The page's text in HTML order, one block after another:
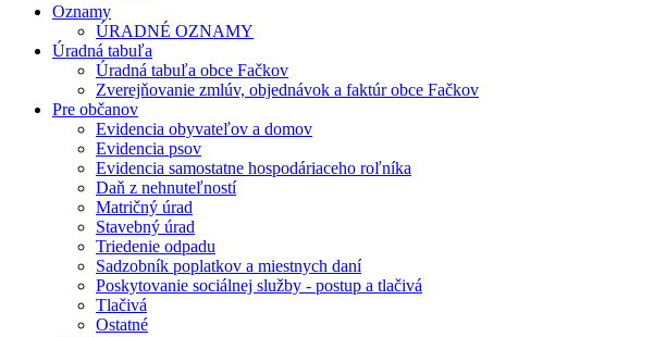
Oznamy
ÚRADNÉ OZNAMY
Úradná tabuľa
Úradná tabuľa obce Fačkov
Zverejňovanie zmlúv, objednávok a faktúr obce Fačkov
Pre občanov
Evidencia obyvateľov a domov
Evidencia psov
Evidencia samostatne hospodáriaceho roľníka
Daň z nehnuteľností
Matričný úrad
Stavebný úrad
Triedenie odpadu
Sadzobník poplatkov a miestnych daní
Poskytovanie sociálnej služby - postup a tlačivá
Tlačivá
Ostatné